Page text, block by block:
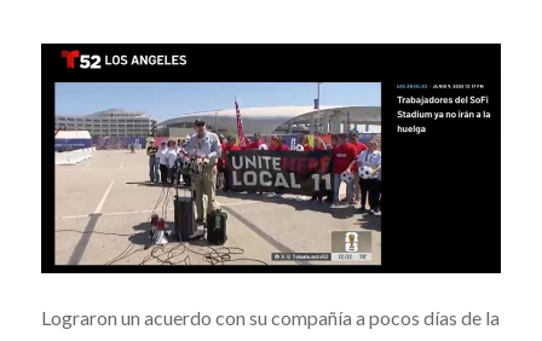
Lograron un acuerdo con su compañía a pocos días de la